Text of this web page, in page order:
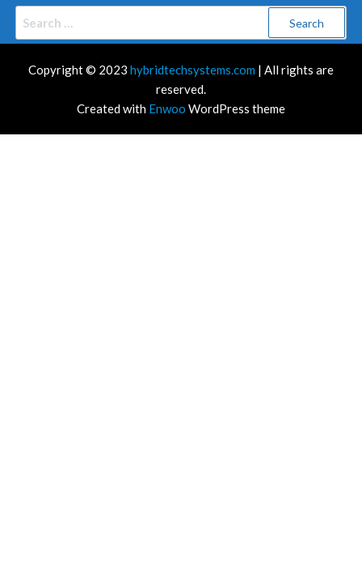
Copyright © 2023 hybridtechsystems.com | All rights are
reserved.
Created with Enwoo WordPress theme